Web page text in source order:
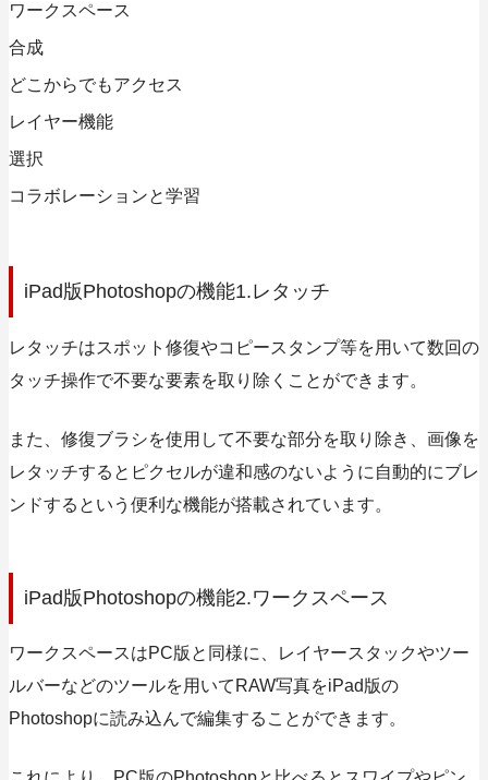
ワークスペース
合成
どこからでもアクセス
レイヤー機能
選択
コラボレーションと学習
iPad版Photoshopの機能1.レタッチ
レタッチはスポット修復やコピースタンプ等を用いて数回の
タッチ操作で不要な要素を取り除くことができます。
また、修復ブラシを使用して不要な部分を取り除き、画像を
レタッチするとピクセルが違和感のないように自動的にブレ
ンドするという便利な機能が搭載されています。
iPad版Photoshopの機能2.ワークスペース
ワークスペースはPC版と同様に、レイヤースタックやツー
ルバーなどのツールを用いてRAW写真をiPad版の
Photoshopに読み込んで編集することができます。